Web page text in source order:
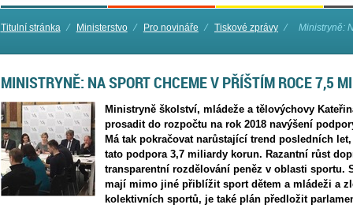
Titulní stránka ⁄ Ministerstvo ⁄ Pro novináře ⁄ Tiskové zprávy ⁄ Ministryně:
MINISTRYNĚ: NA SPORT CHCEME V PŘÍŠTÍM ROCE 7,5
Ministryně školství, mládeže a tělovýchovy
prosadit do rozpočtu na rok 2018 navýšení
Má tak pokračovat narůstající trend posledních
tato podpora 3,7 miliardy korun. Razantní růst
transparentní rozdělování peněz v oblasti sportu.
mají mimo jiné přiblížit sport dětem a mládeži a
kolektivních sportů, je také plán předložit